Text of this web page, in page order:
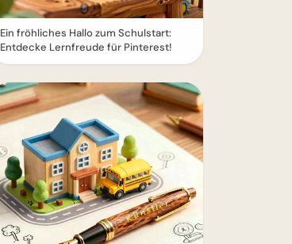
Ein fröhliches Hallo zum Schulstart:
Entdecke Lernfreude für Pinterest!